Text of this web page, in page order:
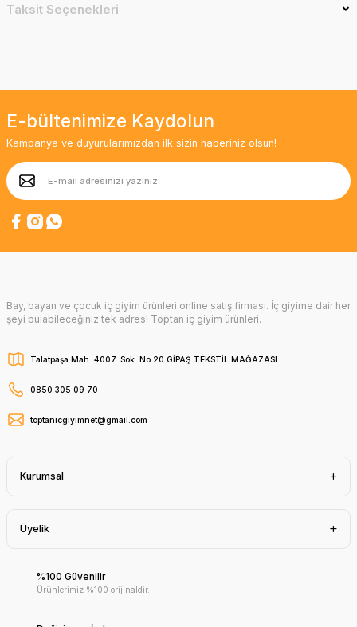
Taksit Seçenekleri
E-bültenimize Kaydolun
Kampanya ve duyurularımızdan ilk sizin haberiniz olsun!
Bay, bayan ve çocuk iç giyim ürünleri online satış firması. İç giyime dair her
şeyi bulabileceğiniz tek adres! Toptan iç giyim ürünleri.
Talatpaşa Mah. 4007. Sok. No:20 GİPAŞ TEKSTİL MAĞAZASI
0850 305 09 70
toptanicgiyimnet@gmail.com
Kurumsal
Üyelik
%100 Güvenilir
Ürünlerimiz %100 orijinaldir.